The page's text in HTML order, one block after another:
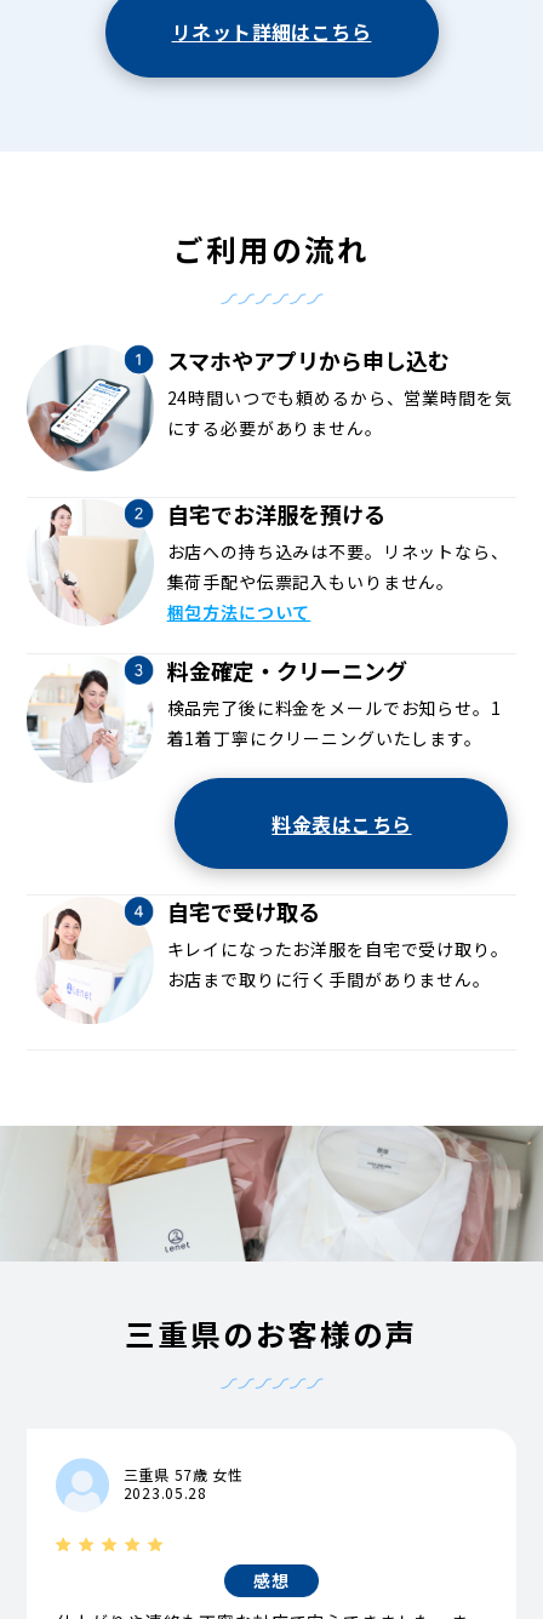
リネット詳細はこちら
ご利用の流れ
スマホやアプリから申し込む
24時間いつでも頼めるから、営業時間を気
にする必要がありません。
自宅でお洋服を預ける
お店への持ち込みは不要。リネットなら、
集荷手配や伝票記入もいりません。
梱包方法について
料金確定・クリーニング
検品完了後に料金をメールでお知らせ。1
着1着丁寧にクリーニングいたします。
料金表はこちら
自宅で受け取る
キレイになったお洋服を自宅で受け取り。
お店まで取りに行く手間がありません。
三重県のお客様の声
三重県 57歳 女性
2023.05.28
感想